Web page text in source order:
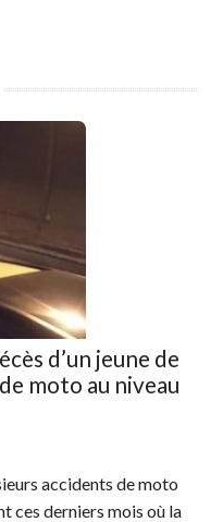
d’un jeune de
moto au niveau
accidents de moto
ces derniers mois où la